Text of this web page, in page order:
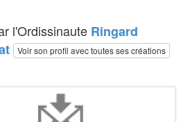
l'Ordissinaute Ringard
Voir son profil avec toutes ses créations